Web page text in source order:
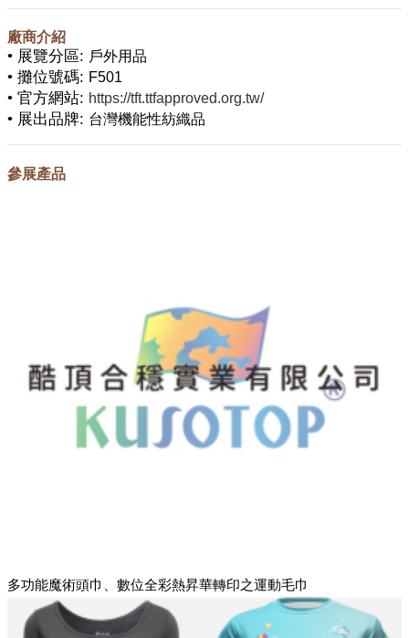
廠商介紹
• 展覽分區: 戶外用品
• 攤位號碼: F501
• 官方網站: https://tft.ttfapproved.org.tw/
• 展出品牌: 台灣機能性紡織品
參展產品
多功能魔術頭巾、數位全彩熱昇華轉印之運動毛巾